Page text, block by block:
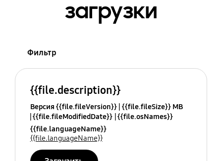
загрузки
Фильтр
{{file.description}}
Версия {{file.fileVersion}} {{file.fileSize}} MB
{{file.fileModifiedDate}} {{file.osNames}}
{{file.languageName}}
{{file.languageName}}